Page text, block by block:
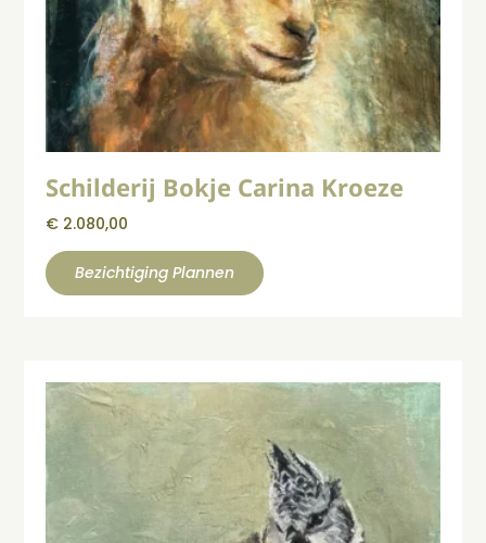
Schilderij Bokje Carina Kroeze
€ 2.080,00
Bezichtiging Plannen